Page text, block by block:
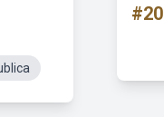
#20